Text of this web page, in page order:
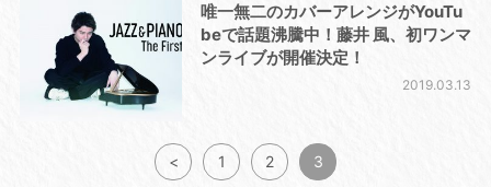
唯一無二のカバーアレンジがYouTu
beで話題沸騰中！藤井 風、初ワンマ
ンライブが開催決定！
2019.03.13
< 1 2 3